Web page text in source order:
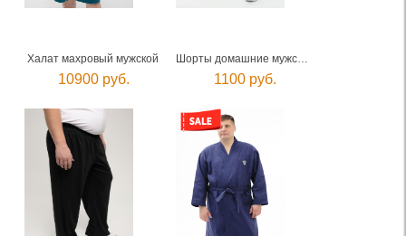
Халат махровый мужской
10900 руб.
Шорты домашние мужские
1100 руб.